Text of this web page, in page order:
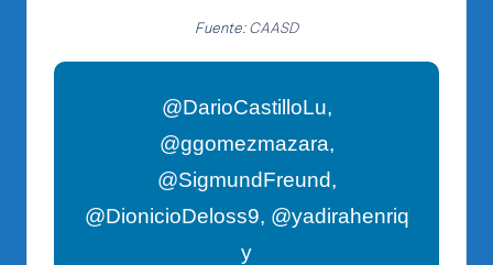
Fuente:CAASD
@DarioCastilloLu,
@ggomezmazara,
@SigmundFreund,
@DionicioDeloss9, @yadirahenriq
y